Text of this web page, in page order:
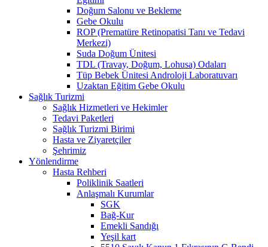
Doğum Salonu ve Bekleme
Gebe Okulu
ROP (Prematüre Retinopatisi Tanı ve Tedavi
Merkezi)
Suda Doğum Ünitesi
TDL (Travay, Doğum, Lohusa) Odaları
Tüp Bebek Ünitesi Androloji Laboratuvarı
Uzaktan Eğitim Gebe Okulu
Sağlık Turizmi
Sağlık Hizmetleri ve Hekimler
Tedavi Paketleri
Sağlık Turizmi Birimi
Hasta ve Ziyaretçiler
Şehrimiz
Yönlendirme
Hasta Rehberi
Poliklinik Saatleri
Anlaşmalı Kurumlar
SGK
Bağ-Kur
Emekli Sandığı
Yeşil kart